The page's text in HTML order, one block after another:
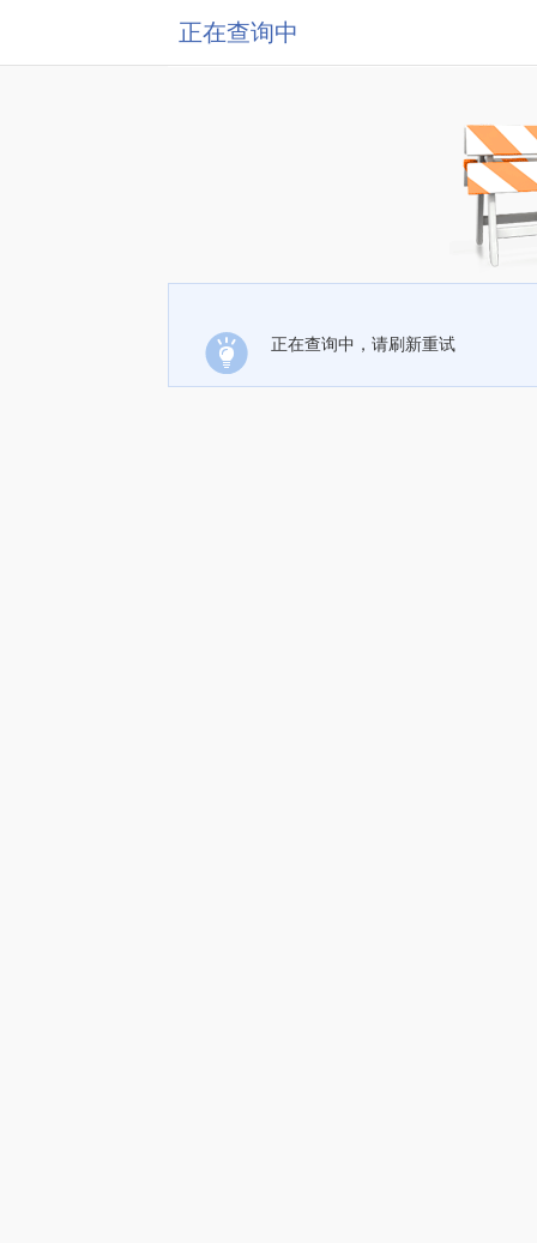
正在查询中
正在查询中，请刷新重试